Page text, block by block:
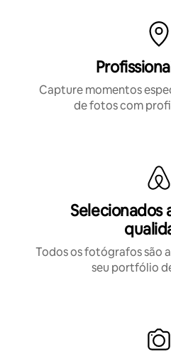
Capture momentos
de fotos com
Selecionados
Todos os fotógrafos são
seu portfólio